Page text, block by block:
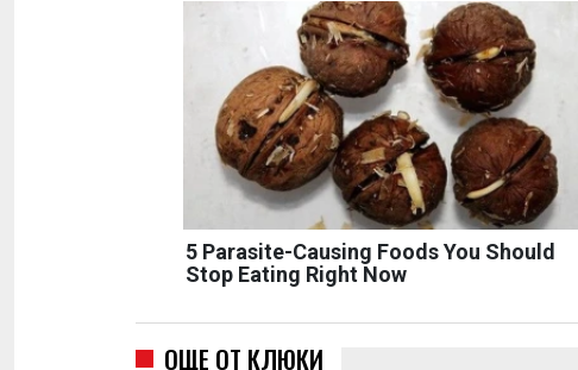
5 Parasite-Causing Foods You Should
Stop Eating Right Now
ОЩЕ ОТ КЛЮКИ